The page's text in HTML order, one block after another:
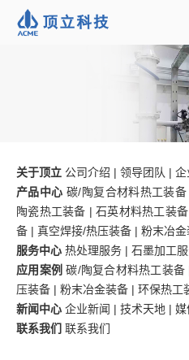
关于顶立 公司介绍 | 领导团队 | 企
产品中心 碳/陶复合材料热工装备
陶瓷热工装备 |石英材料热工装备
备 | 真空焊接/热压装备 | 粉末冶金
服务中心 热处理服务 | 石墨加工
应用案例 碳/陶复合材料热工装备
压装备 | 粉末冶金装备 | 环保热工
新闻中心 企业新闻 | 技术天地 | 媒
联系我们 联系我们